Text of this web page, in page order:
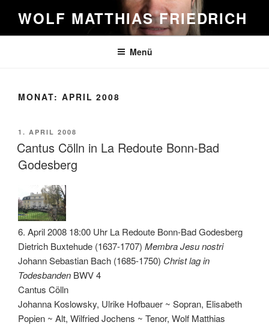
Inhalt
springen
WOLF MATTHIAS FRIEDRICH
Menü
MONAT: APRIL 2008
VERÖFFENTLICHT
AM
1. APRIL 2008
Cantus Cölln in La Redoute Bonn-Bad
Godesberg
6. April 2008 18:00 Uhr La Redoute Bonn-Bad Godesberg
Dietrich Buxtehude (1637-1707) Membra Jesu nostri
Johann Sebastian Bach (1685-1750) Christ lag in
Todesbanden BWV 4
Cantus Cölln
Johanna Koslowsky, Ulrike Hofbauer ~ Sopran, Elisabeth
Popien ~ Alt, Wilfried Jochens ~ Tenor, Wolf Matthias